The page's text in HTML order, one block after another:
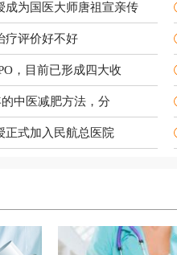
成为国医大师唐祖宣亲传
疗评价好不好
，目前已形成四大收
中医减肥方法，分
正式加入民航总医院